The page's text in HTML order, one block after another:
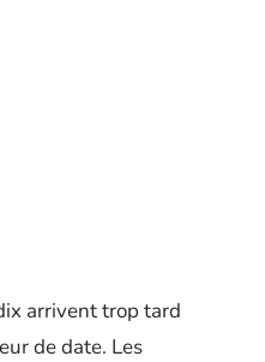
arrivent trop tard
de date. Les